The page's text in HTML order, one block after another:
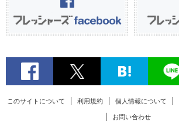
このサイトについて 利用規約 個人情報について
お問い合わせ